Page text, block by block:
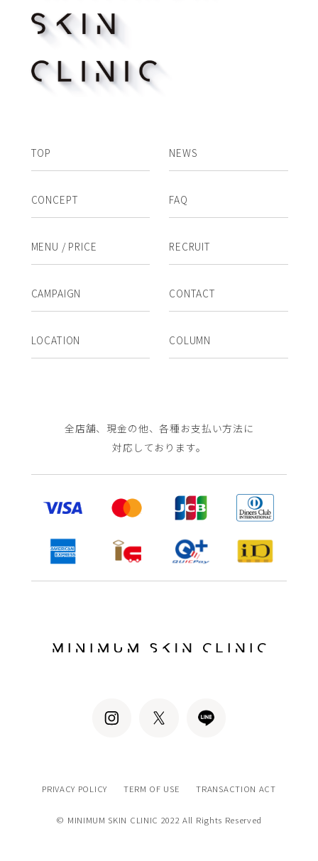
TOP
CONCEPT
MENU / PRICE
CAMPAIGN
LOCATION
NEWS
FAQ
RECRUIT
CONTACT
COLUMN
全店舗、現金の他、各種お支払い方法に
対応しております。
PRIVACY POLICY TERM OF USE TRANSACTION ACT
© MINIMUM SKIN CLINIC 2022 All Rights Reserved